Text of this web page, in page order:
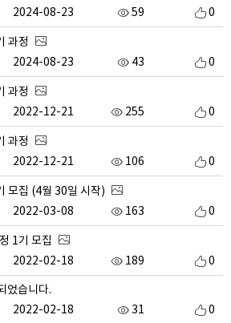
0
59
2024-08-23
과정
0
43
2024-08-23
과정
0
255
2022-12-21
과정
0
106
2022-12-21
모집 (4월 30일 시작)
0
163
2022-03-08
1기 모집
0
189
2022-02-18
었습니다.
0
31
2022-02-18